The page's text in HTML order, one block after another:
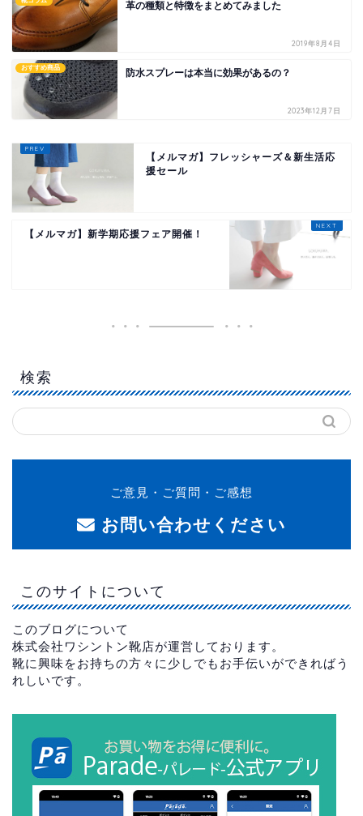
革の種類と特徴をまとめてみました
2019年8月4日
おすすめ商品 防水スプレーは本当に効果があるの？
2023年12月7日
【メルマガ】フレッシャーズ＆新生活応
援セール
【メルマガ】新学期応援フェア開催！
検索
ご意見・ご質問・ご感想
お問い合わせください
このサイトについて
このブログについて
株式会社ワシントン靴店が運営しております。
靴に興味をお持ちの方々に少しでもお手伝いができればう
れしいです。